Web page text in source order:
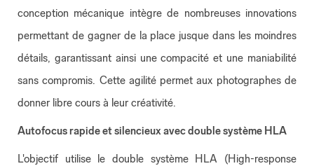
conception mécanique intègre de nombreuses innovations
permettant de gagner de la place jusque dans les moindres
détails, garantissant ainsi une compacité et une maniabilité
sans compromis. Cette agilité permet aux photographes de
donner libre cours à leur créativité.
Autofocus rapide et silencieux avec double système HLA
L'objectif utilise le double système HLA (High-response